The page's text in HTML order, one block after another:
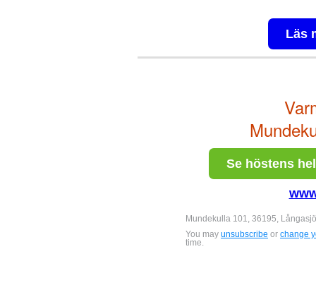
Läs
Se höstens
Mundekulla 101, 36195,
You may unsubscribe or change
time.